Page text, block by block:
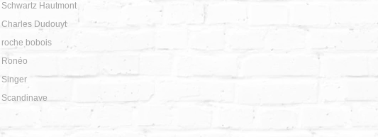
Schwartz Hautmont
Charles Dudouyt
roche bobois
Ronéo
Singer
Scandinave